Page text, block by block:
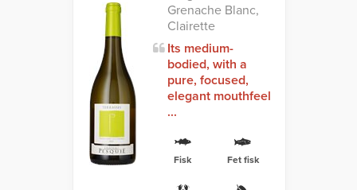
Grenache Blanc,
Clairette
Its medium-
bodied, with a
pure, focused,
elegant mouthfeel
...
Fisk Fet fisk